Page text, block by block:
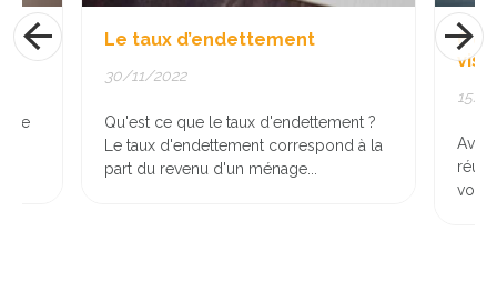
d’endettement
que le taux d'endettement ?
d'endettement correspond à la
revenu d'un ménage...
6 conseils pour
visites immobilières
Avant la visite : préparez-
réussir la visite de votre
vous devez l'avoir